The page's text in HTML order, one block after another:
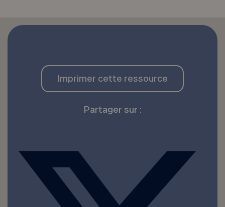
Imprimer cette ressource
Partager sur :